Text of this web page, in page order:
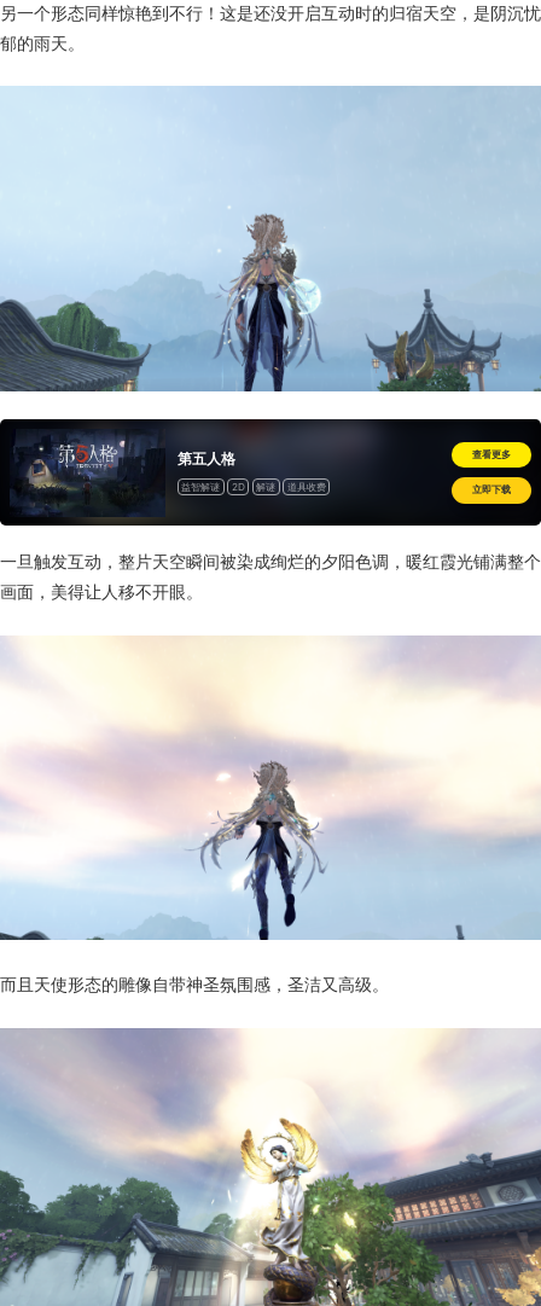
另一个形态同样惊艳到不行！这是还没开启互动时的归宿天空，是阴沉忧
郁的雨天。
第五人格
益智解谜 2D 解谜 道具收费
查看更多
立即下载
一旦触发互动，整片天空瞬间被染成绚烂的夕阳色调，暖红霞光铺满整个
画面，美得让人移不开眼。
而且天使形态的雕像自带神圣氛围感，圣洁又高级。